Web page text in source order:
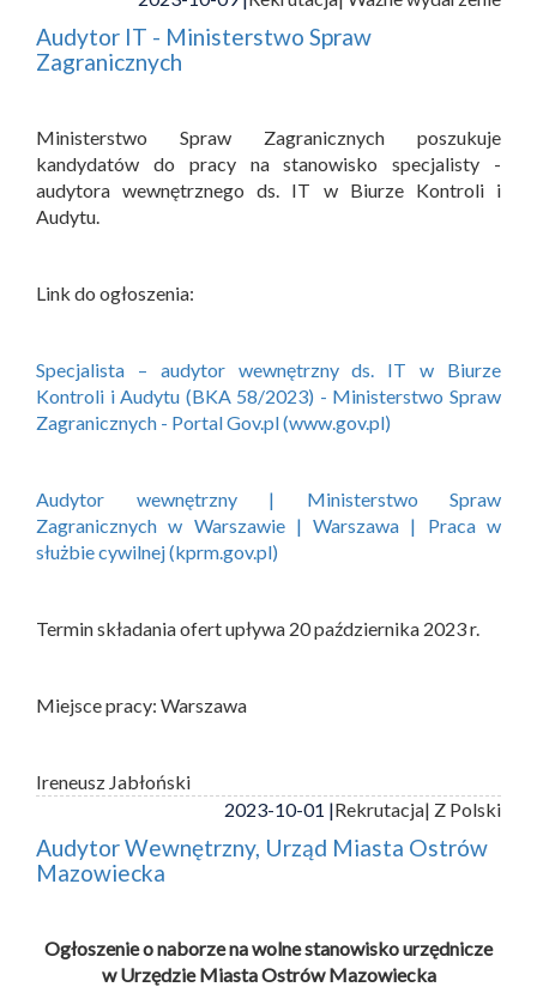
Audytor IT - Ministerstwo Spraw
Zagranicznych
Ministerstwo Spraw Zagranicznych poszukuje
kandydatów do pracy na stanowisko specjalisty -
audytora wewnętrznego ds. IT w Biurze Kontroli i
Audytu.
Link do ogłoszenia:
Specjalista – audytor wewnętrzny ds. IT w Biurze
Kontroli i Audytu (BKA 58/2023) - Ministerstwo Spraw
Zagranicznych - Portal Gov.pl (www.gov.pl)
Audytor wewnętrzny | Ministerstwo Spraw
Zagranicznych w Warszawie | Warszawa | Praca w
służbie cywilnej (kprm.gov.pl)
Termin składania ofert upływa 20 października 2023 r.
Miejsce pracy: Warszawa
Ireneusz Jabłoński
2023-10-01 |Rekrutacja| Z Polski
Audytor Wewnętrzny, Urząd Miasta Ostrów
Mazowiecka
Ogłoszenie o naborze na wolne stanowisko urzędnicze
w Urzędzie Miasta Ostrów Mazowiecka